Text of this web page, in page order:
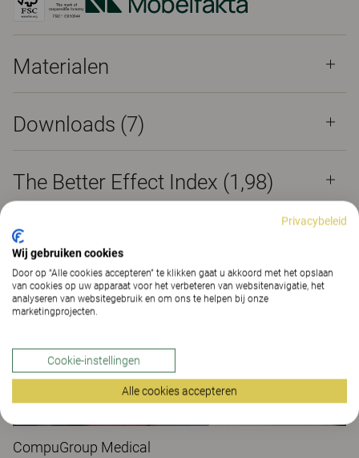
Materialen
Downloads (7)
The Better Effect Index (1,98)
CompuGroup Medical
Privacybeleid
Wij gebruiken cookies
Door op “Alle cookies accepteren” te klikken gaat u akkoord met het opslaan
van cookies op uw apparaat voor het verbeteren van websitenavigatie, het
analyseren van websitegebruik en om ons te helpen bij onze
marketingprojecten.
Cookie-instellingen
Alle cookies accepteren